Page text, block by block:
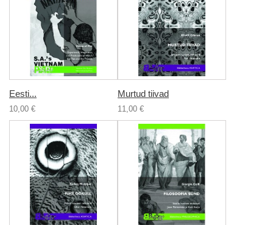
Eesti...
10,00 €
Murtud tiivad
11,00 €